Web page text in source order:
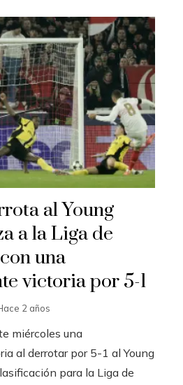
al Young
a la Liga de
una
victoria por 5-1
2 años
miércoles una
al derrotar por 5-1 al Young
para la Liga de